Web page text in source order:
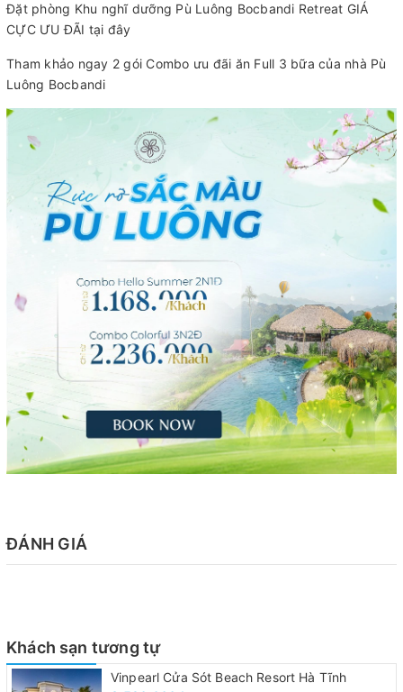
Đặt phòng Khu nghĩ dưỡng Pù Luông Bocbandi Retreat GIÁ
CỰC ƯU ĐÃI tại đây
Tham khảo ngay 2 gói Combo ưu đãi ăn Full 3 bữa của nhà Pù
Luông Bocbandi
ĐÁNH GIÁ
Khách sạn tương tự
Vinpearl Cửa Sót Beach Resort Hà Tĩnh